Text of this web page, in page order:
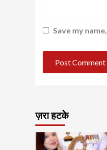
Save my
ज़रा हटके